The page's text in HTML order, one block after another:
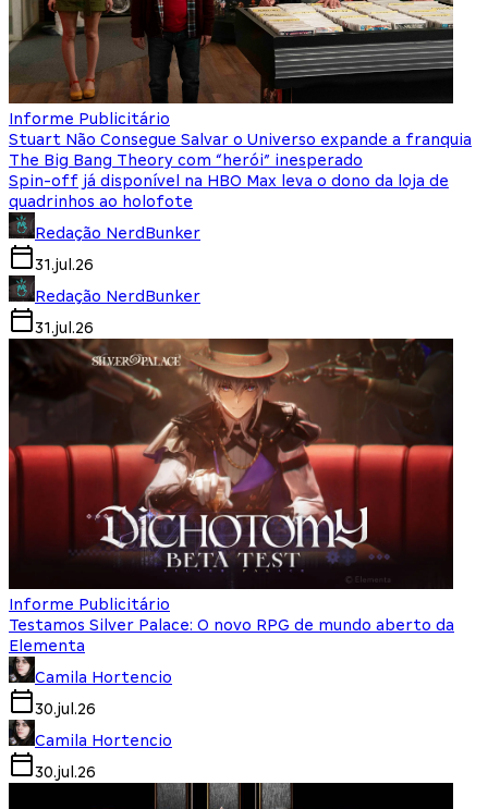
Informe Publicitário
Stuart Não Consegue Salvar o Universo expande a franquia
The Big Bang Theory com “herói” inesperado
Spin-off já disponível na HBO Max leva o dono da loja de
quadrinhos ao holofote
Redação NerdBunker
31.jul.26
Redação NerdBunker
31.jul.26
Informe Publicitário
Testamos Silver Palace: O novo RPG de mundo aberto da
Elementa
Camila Hortencio
30.jul.26
Camila Hortencio
30.jul.26